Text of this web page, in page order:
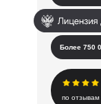
Более 750
по отзывам